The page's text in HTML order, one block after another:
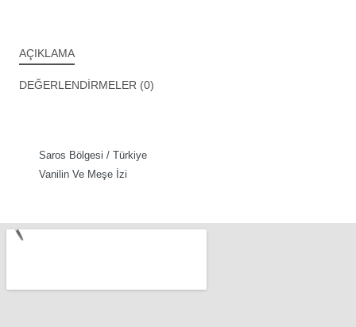
AÇIKLAMA
DEĞERLENDIRMELER (0)
Saros Bölgesi / Türkiye
Vanilin Ve Meşe İzi